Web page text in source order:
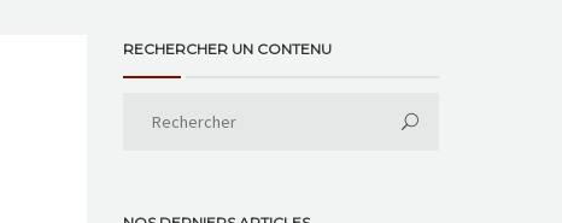
RECHERCHER UN CONTENU